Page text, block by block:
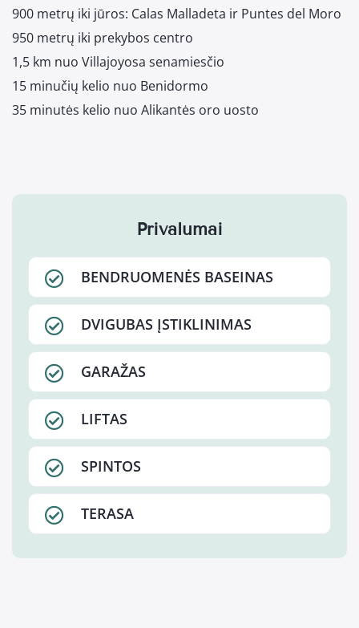
900 metrų iki jūros: Calas Malladeta ir Puntes del Moro
950 metrų iki prekybos centro
1,5 km nuo Villajoyosa senamiesčio
15 minučių kelio nuo Benidormo
35 minutės kelio nuo Alikantės oro uosto
Privalumai
BENDRUOMENĖS BASEINAS
DVIGUBAS ĮSTIKLINIMAS
GARAŽAS
LIFTAS
SPINTOS
TERASA